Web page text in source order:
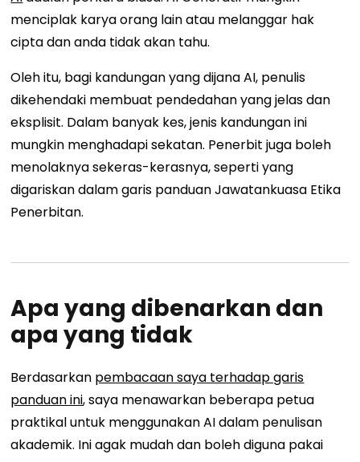
menciplak karya orang lain atau melanggar hak
cipta dan anda tidak akan tahu.
Oleh itu, bagi kandungan yang dijana AI, penulis
dikehendaki membuat pendedahan yang jelas dan
eksplisit. Dalam banyak kes, jenis kandungan ini
mungkin menghadapi sekatan. Penerbit juga boleh
menolaknya sekeras-kerasnya, seperti yang
digariskan dalam garis panduan Jawatankuasa Etika
Penerbitan.
Apa yang dibenarkan dan
apa yang tidak
Berdasarkan pembacaan saya terhadap garis
panduan ini, saya menawarkan beberapa petua
praktikal untuk menggunakan AI dalam penulisan
akademik. Ini agak mudah dan boleh diguna pakai